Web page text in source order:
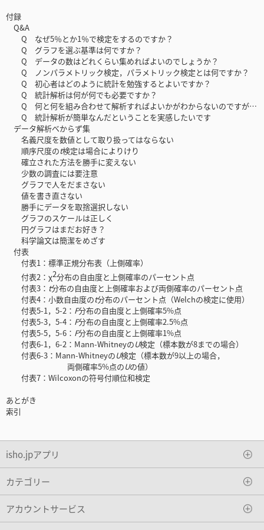
付録
Q&A
Q なぜ5％とか1％で検定をするのですか？
Q グラフを選ぶ基準は何ですか？
Q データの数はどれくらい集めればよいのでしょうか？
Q ノンパラメトリック検定，パラメトリック検定とは何ですか？
Q 初心者はどのように統計を勉強するとよいですか？
Q 統計解析は何が何でも必要ですか？
Q 何と何を組み合わせて解析すればよいかがわからないのですが…
Q 統計解析が簡単なんだということを実感したいです
データ解析べからず集
名義尺度を数値として取り扱ってはならない
順序尺度のt検定は場合によりけり
確立された方法を勝手に変えない
少数の調査には要注意
グラフで人をだまさない
値を書き直さない
勝手にデータを取捨選択しない
グラフのスケールは正しく
円グラフはまだお好き？
科学論文は簡潔をめざす
付表
付表1：標準正規分布表（上側確率）
付表2：χ2分布の自由度と上側確率のパーセント点
付表3： t分布の自由度と上側確率および両側確率のパーセント点
付表4：小数自由度のt分布のパーセント点（Welchの検定に使用）
付表5-1，5-2： F分布の自由度と上側確率5%点
付表5-3，5-4： F分布の自由度と上側確率2.5%点
付表5-5，5-6： F分布の自由度と上側確率1%点
付表6-1，6-2：Mann-WhitneyのU検定（標本数が8までの場合）
付表6-3：Mann-WhitneyのU検定（標本数が9以上の場合，
両側確率5%点のUの値）
付表7：Wilcoxonの符号付順位和検定
あとがき
索引
isho.jpアプリ
カテゴリー
アカウントサービス